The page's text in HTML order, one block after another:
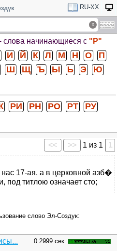
RU-XX
слова начинающиеся с "Р"
И Й К Л М Н О
П
Ш Щ Ъ Ы Ь Э
Ю
РИ РН РО РТ
РУ
<< >> 1 из 1 1
нас 17-ая, а в церковной азб�
под титлою означает сто;
слово Эл-Создук:
0.2999 сек.